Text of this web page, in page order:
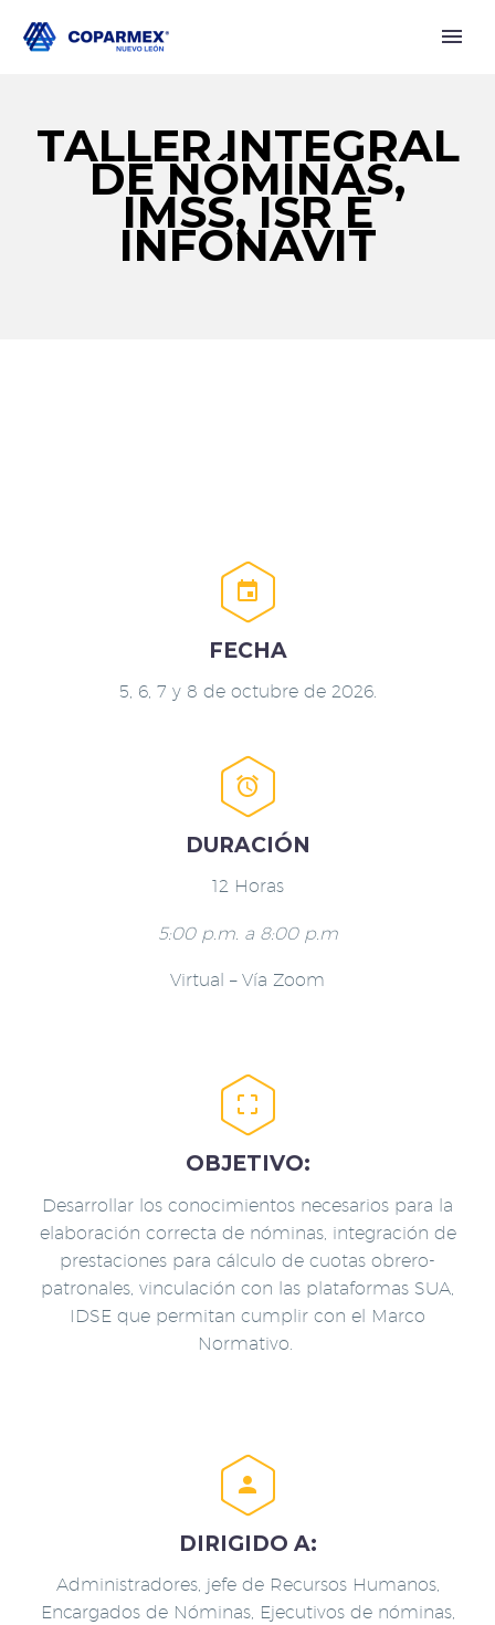
TALLER INTEGRAL
DE NÓMINAS,
IMSS, ISR E
INFONAVIT


FECHA
5, 6, 7 y 8 de octubre de 2026.


DURACIÓN
12 Horas
5:00 p.m. a 8:00 p.m
Virtual – Vía Zoom


OBJETIVO:
Desarrollar los conocimientos necesarios para la
elaboración correcta de nóminas, integración de
prestaciones para cálculo de cuotas obrero-
patronales, vinculación con las plataformas SUA,
IDSE que permitan cumplir con el Marco
Normativo.


DIRIGIDO A:
Administradores, jefe de Recursos Humanos,
Encargados de Nóminas, Ejecutivos de nóminas,